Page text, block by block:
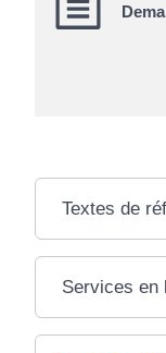
Textes de
Services en